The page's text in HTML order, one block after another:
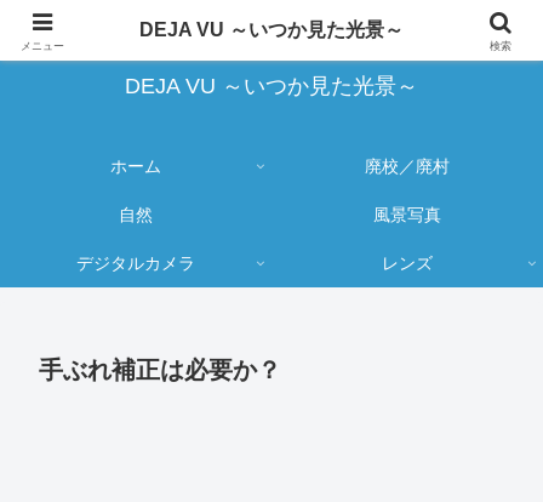
蔵出し写真の大売り出しとカメラ物欲のブログ
DEJA VU ～いつか見た光景～
ホーム 廃校／廃村
自然 風景写真
デジタルカメラ レンズ
手ぶれ補正は必要か？
メニュー
DEJA VU ～いつか見た光景～
検索